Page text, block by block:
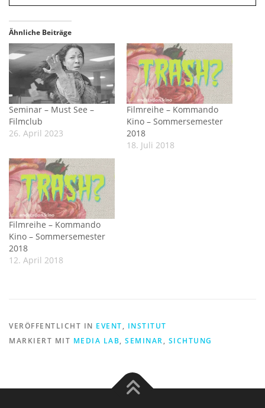
Ähnliche Beiträge
Seminar – Must See –
Filmclub
26. April 2023
Filmreihe – Kommando
Kino – Sommersemester
2018
18. Juli 2018
Filmreihe – Kommando
Kino – Sommersemester
2018
12. April 2018
VERÖFFENTLICHT IN EVENT, INSTITUT
MARKIERT MIT MEDIA LAB, SEMINAR, SICHTUNG